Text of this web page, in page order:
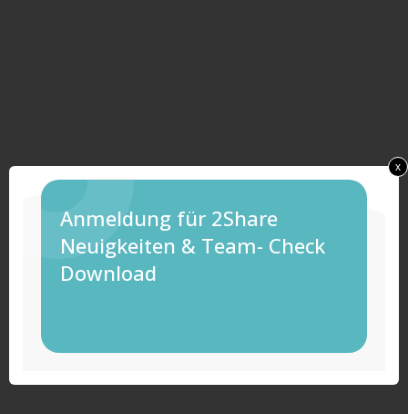
Anmeldung für 2Share
Neuigkeiten & Team- Check
Download
x